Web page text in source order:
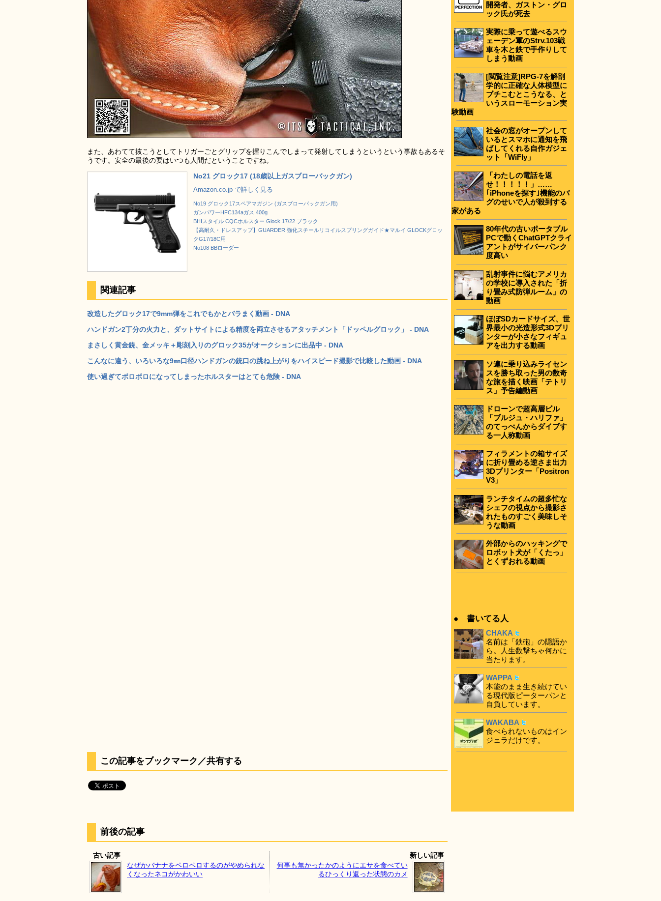
また、あわてて抜こうとしてトリガーごとグリップを握りこんでしまって発射してしまうというという事故もあるそ
うです。安全の最後の要はいつも人間だということですね。
No21 グロック17 (18歳以上ガスブローバックガン)
Amazon.co.jp で詳しく見る
No19 グロック17スペアマガジン (ガスブローバックガン用)
ガンパワーHFC134aガス 400g
BHIスタイル CQCホルスター Glock 17/22 ブラック
【高耐久・ドレスアップ】GUARDER 強化スチールリコイルスプリングガイド★マルイ GLOCKグロッ
クG17/18C用
No108 BBローダー
関連記事
改造したグロック17で9mm弾をこれでもかとバラまく動画 - DNA
ハンドガン2丁分の火力と、ダットサイトによる精度を両立させるアタッチメント「ドッペルグロック」 - DNA
まさしく黄金銃、金メッキ＋彫刻入りのグロック35がオークションに出品中 - DNA
こんなに違う、いろいろな9㎜口径ハンドガンの銃口の跳ね上がりをハイスピード撮影で比較した動画 - DNA
使い過ぎてボロボロになってしまったホルスターはとても危険 - DNA
この記事をブックマーク／共有する
前後の記事
古い記事
なぜかバナナをペロペロするのがやめられな
くなったネコがかわいい
新しい記事
何事も無かったかのようにエサを食べてい
るひっくり返った状態のカメ
開発者、ガストン・グロ
ック氏が死去
実際に乗って遊べるスウ
ェーデン軍のStrv.103戦
車を木と鉄で手作りして
しまう動画
[閲覧注意]RPG-7を解剖
学的に正確な人体模型に
ブチこむとこうなる、と
いうスローモーション実
験動画
社会の窓がオープンして
いるとスマホに通知を飛
ばしてくれる自作ガジェ
ット「WiFly」
「わたしの電話を返
せ！！！！！」……
｢iPhoneを探す｣機能のバ
グのせいで人が殺到する
家がある
80年代の古いポータブル
PCで動くChatGPTクライ
アントがサイバーパンク
度高い
乱射事件に悩むアメリカ
の学校に導入された「折
り畳み式防弾ルーム」の
動画
ほぼSDカードサイズ、世
界最小の光造形式3Dプリ
ンターが小さなフィギュ
アを出力する動画
ソ連に乗り込みライセン
スを勝ち取った男の数奇
な旅を描く映画「テトリ
ス」予告編動画
ドローンで超高層ビル
「ブルジュ・ハリファ」
のてっぺんからダイブす
る一人称動画
フィラメントの箱サイズ
に折り畳める逆さま出力
3Dプリンター「Positron
V3」
ランチタイムの超多忙な
シェフの視点から撮影さ
れたものすごく美味しそ
うな動画
外部からのハッキングで
ロボット犬が「くたっ」
とくずおれる動画
● 書いてる人
CHAKA
名前は「鉄砲」の隠語か
ら。人生数撃ちゃ何かに
当たります。
WAPPA
本能のまま生き続けてい
る現代版ピーターパンと
自負しています。
WAKABA
食べられないものはイン
ジェラだけです。